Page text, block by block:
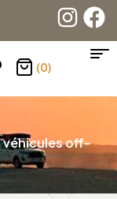
(0)
véhicules off-